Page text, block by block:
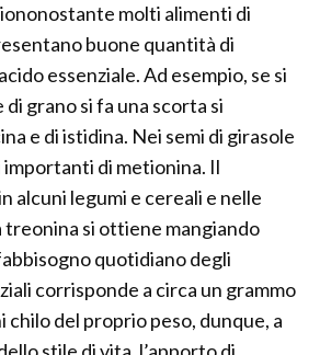
molti alimenti di
buone quantità di
essenziale. Ad esempio, se si
grano si fa una scorta si
e di istidina. Nei semi di girasole
di metionina. Il
alcuni legumi e cereali e nelle
treonina si ottiene mangiando
quotidiano degli
corrisponde a circa un grammo
del proprio peso, dunque, a